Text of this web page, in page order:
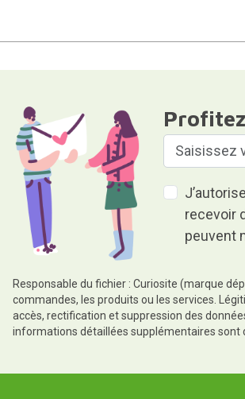
recevoir
peuvent
Responsable du fichier : Curiosite (marque
commandes, les produits ou les services.
accès, rectification et suppression des
informations détaillées supplémentaires sont